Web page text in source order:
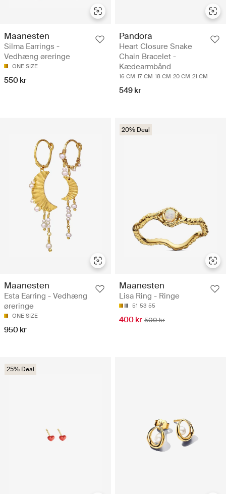
Maanesten
Silma Earrings -
Vedhæng øreringe
ONE SIZE
550 kr
Pandora
Heart Closure Snake
Chain Bracelet -
Kædearmbånd
16 CM 17 CM 18 CM 20 CM 21 CM
549 kr
Maanesten
Esta Earring - Vedhæng
øreringe
ONE SIZE
950 kr
20% Deal
Maanesten
Lisa Ring - Ringe
51 53 55
400 kr 500 kr
25% Deal